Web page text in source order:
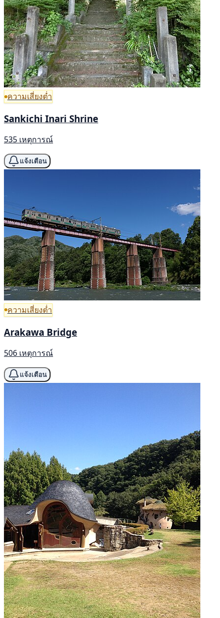
ความเสี่ยงต่ำ
Sankichi Inari Shrine
535 เหตุการณ์
แจ้งเตือน
ความเสี่ยงต่ำ
Arakawa Bridge
506 เหตุการณ์
แจ้งเตือน